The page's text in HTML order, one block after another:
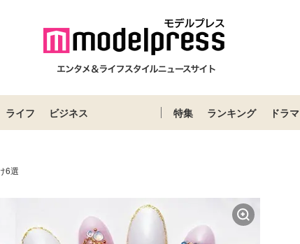
ライフ ビジネス 特集 ランキング ドラマ
6選